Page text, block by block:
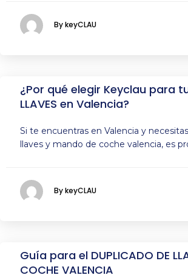
By keyCLAU
¿Por qué elegir Keyclau para
LLAVES en Valencia?
Si te encuentras en Valencia y
llaves y mando de coche valencia, es
By keyCLAU
Guía para el DUPLICADO DE
COCHE VALENCIA